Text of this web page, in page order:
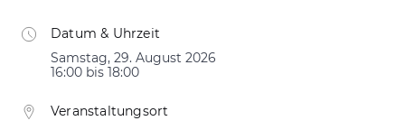
Datum & Uhrzeit
Samstag, 29. August 2026
16:00 bis 18:00
Veranstaltungsort